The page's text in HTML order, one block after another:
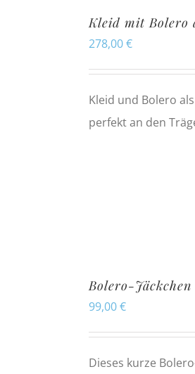
Kleid mit Bolero
278,00€
Kleid und Bolero
perfekt an den
Bolero-Jäckchen
99,00€
Dieses kurze